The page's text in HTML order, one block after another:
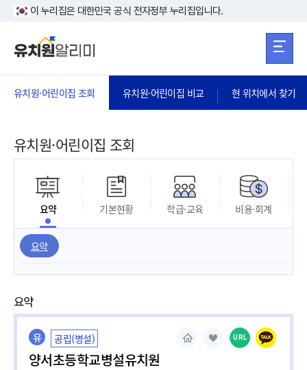
본문 바로가기
이 누리집은 대한민국 공식 전자정부 누리집입니다.
유치원·어린이집 조회 유치원·어린이집 비교 현 위치에서 찾기
유치원·어린이집 조회
요약 기본현황 학급·교육 비용·회계
요약
요약
유 공립(병설)
양서초등학교병설유치원
URL